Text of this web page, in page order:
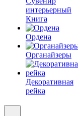
интерьерный
Книга
Ордена
Органайзеры
Декоративная
рейка